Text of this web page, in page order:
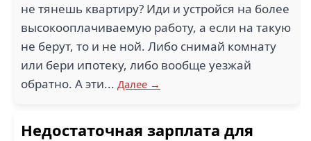
не тянешь квартиру? Иди и устройся на более
высокооплачиваемую работу, а если на такую
не берут, то и не ной. Либо снимай комнату
или бери ипотеку, либо вообще уезжай
обратно. А эти... Далее →
Недостаточная зарплата для